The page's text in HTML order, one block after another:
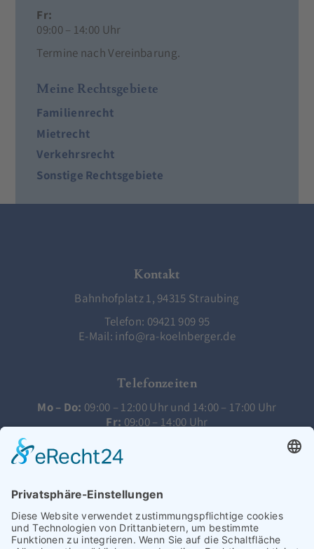
Fr:
09:00 – 14:00 Uhr
Termine nach Vereinbarung.
Meine Rechtsgebiete
Familienrecht
Mietrecht
Verkehrsrecht
Sonstige Rechtsgebiete
Kontakt
Bahnhofplatz 1, 94315 Straubing
Telefon: 09421 909 95
E-Mail: info@ra-koelnberger.de
Telefonzeiten
Mo – Do: 09:00 – 12:00 Uhr und 14:00 – 17:00 Uhr
Fr: 09:00 – 14:00 Uhr
Termine nach Vereinbarung.
Rechtsgebiete
Familienrecht
Mietrecht